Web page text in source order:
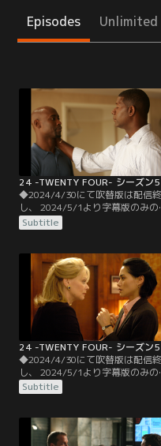
Episodes
◆2024/4/30にて吹替版は配信
し、 2024/5/1より字幕版のみの
信となります。予めご了承くださ
い。◆字幕／第01話 7：00 A.M.-8
ヵ月後。首脳会談で訪米するロ
大統領を迎える為、ロサンゼルス
は朝から緊張感が高まっていた。
Subtitle
◆2024/4/30にて吹替版は配信
し、 2024/5/1より字幕版のみの
信となります。予めご了承くださ
い。◆字幕／第03話 9：00
ンタリオ空港を襲撃し、人質を取
て立てこもった。一味は、米ロ両
Subtitle